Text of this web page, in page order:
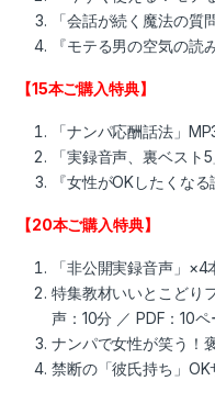
「会話が続く魔法の
『モテる男の空気の
【15本ご購入特典】
「ナンパ応酬話法」
「実録音声、裏ベスト
『女性がOKしたくな
【20本ご購入特典】
「非公開実録音声」×4
特集教材いいとこどり
声：10分 ／ PDF：10ペ
ナンパで女性が笑う！
禁断の「彼氏持ち」